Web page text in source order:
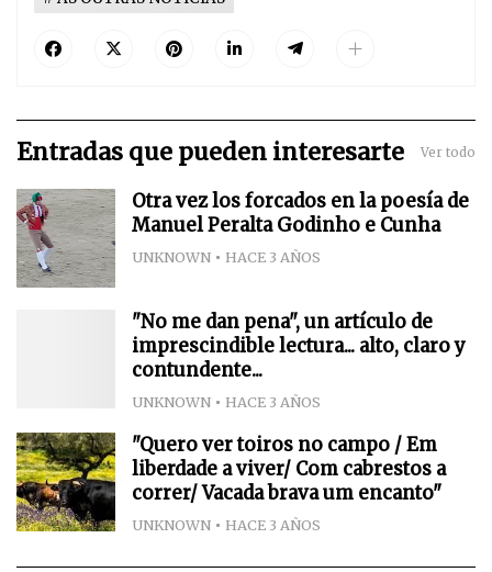
Entradas que pueden interesarte Ver todo
Otra vez los forcados en la poesía de
Manuel Peralta Godinho e Cunha
UNKNOWN HACE 3 AÑOS
"No me dan pena", un artículo de
imprescindible lectura... alto, claro y
contundente...
UNKNOWN HACE 3 AÑOS
"Quero ver toiros no campo / Em
liberdade a viver/ Com cabrestos a
correr/ Vacada brava um encanto"
UNKNOWN HACE 3 AÑOS